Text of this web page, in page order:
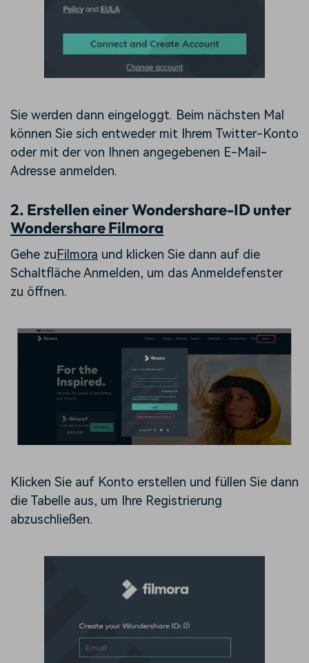
Sie werden dann eingeloggt. Beim nächsten Mal
können Sie sich entweder mit Ihrem Twitter-Konto
oder mit der von Ihnen angegebenen E-Mail-
Adresse anmelden.
2. Erstellen einer Wondershare-ID unter
Wondershare Filmora
Gehe zuFilmora und klicken Sie dann auf die
Schaltfläche Anmelden, um das Anmeldefenster
zu öffnen.
Klicken Sie auf Konto erstellen und füllen Sie dann
die Tabelle aus, um Ihre Registrierung
abzuschließen.